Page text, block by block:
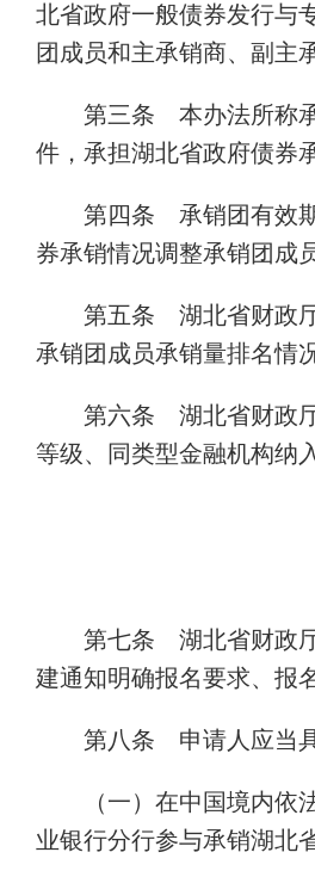
北省政府一般债券发行与
团成员和主承销商、副主
第三条 本办法所称
件，承担湖北省政府债券
第四条 承销团有效
券承销情况调整承销团成
第五条 湖北省财政
承销团成员承销量排名情
第六条 湖北省财政
等级、同类型金融机构纳
第七条 湖北省财政
建通知明确报名要求、报
第八条 申请人应当
（一）在中国境内
业银行分行参与承销湖北